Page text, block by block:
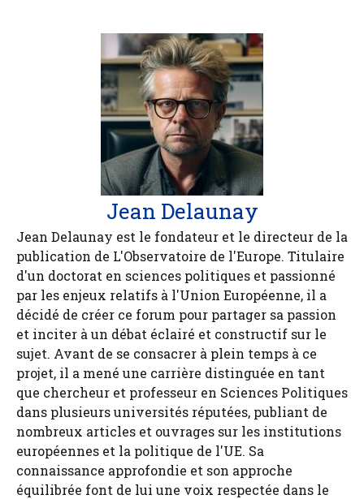
Jean Delaunay
Jean Delaunay est le fondateur et le directeur de la
publication de L'Observatoire de l'Europe. Titulaire
d'un doctorat en sciences politiques et passionné
par les enjeux relatifs à l'Union Européenne, il a
décidé de créer ce forum pour partager sa passion
et inciter à un débat éclairé et constructif sur le
sujet. Avant de se consacrer à plein temps à ce
projet, il a mené une carrière distinguée en tant
que chercheur et professeur en Sciences Politiques
dans plusieurs universités réputées, publiant de
nombreux articles et ouvrages sur les institutions
européennes et la politique de l'UE. Sa
connaissance approfondie et son approche
équilibrée font de lui une voix respectée dans le